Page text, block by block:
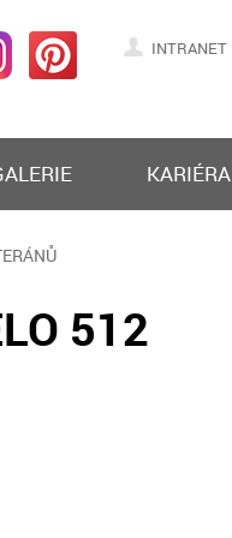
KARIÉRA
INTRANET
512